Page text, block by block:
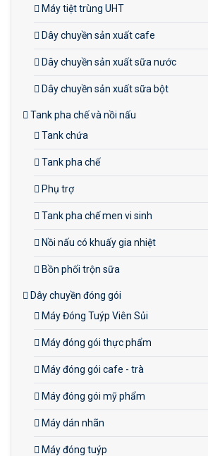
Máy tiệt trùng UHT
Dây chuyền sản xuất cafe
Dây chuyền sản xuất sữa nước
Dây chuyền sản xuất sữa bột
Tank pha chế và nồi nấu
Tank chứa
Tank pha chế
Phụ trợ
Tank pha chế men vi sinh
Nồi nấu có khuấy gia nhiệt
Bồn phối trộn sữa
Dây chuyền đóng gói
Máy Đóng Tuýp Viên Sủi
Máy đóng gói thực phẩm
Máy đóng gói cafe - trà
Máy đóng gói mỹ phẩm
Máy dán nhãn
Máy đóng tuýp